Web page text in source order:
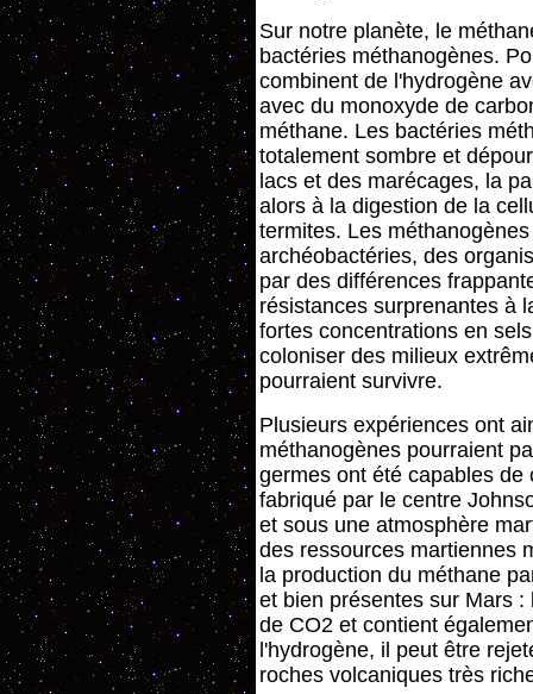
Sur notre planète, le
bactéries méthanogènes.
combinent de l'hydrogène
avec du monoxyde de
méthane. Les bactéries
totalement sombre et
lacs et des marécages, la
alors à la digestion de la
termites. Les
archéobactéries, des
par des différences
résistances surprenantes à
fortes concentrations en
coloniser des milieux
pourraient survivre.
Plusieurs expériences ont
méthanogènes pourraient
germes ont été capables
fabriqué par le centre
et sous une atmosphère
des ressources martiennes
la production du méthane
et bien présentes sur Mars
de CO2 et contient
l'hydrogène, il peut être
roches volcaniques très